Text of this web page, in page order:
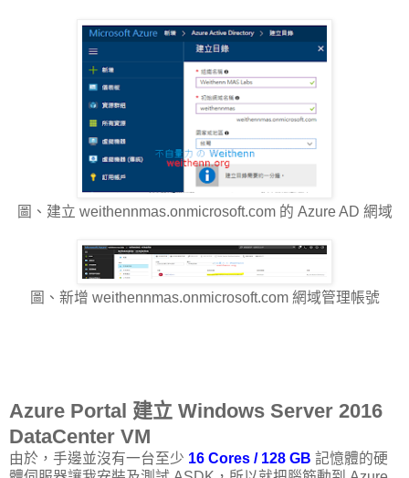
圖、建立 weithennmas.onmicrosoft.com 的 Azure AD 網域
圖、新增 weithennmas.onmicrosoft.com 網域管理帳號
Azure Portal 建立 Windows Server 2016
DataCenter VM
由於，手邊並沒有一台至少 16 Cores / 128 GB 記憶體的硬